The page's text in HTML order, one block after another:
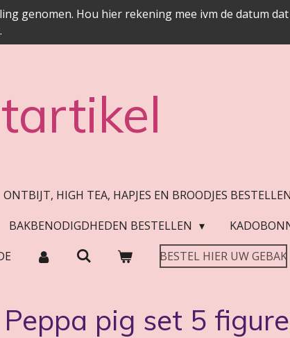
genomen. Hou hier rekening mee ivm de datum
ONTBIJT, HIGH TEA, HAPJES EN BROODJES BESTELLEN
BAKBENODIGDHEDEN BESTELLEN
BESTEL HIER UW GEBAK
Peppa pig set 5